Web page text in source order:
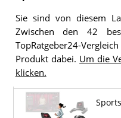
Sie sind von diesem
Zwischen den 42
TopRatgeber24-
Produkt dabei. Um die
klicken.